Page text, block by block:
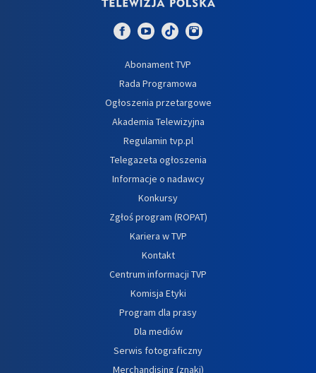
Abonament TVP
Rada Programowa
Ogłoszenia przetargowe
Akademia Telewizyjna
Regulamin tvp.pl
Telegazeta ogłoszenia
Informacje o nadawcy
Konkursy
Zgłoś program (ROPAT)
Kariera w TVP
Kontakt
Centrum informacji TVP
Komisja Etyki
Program dla prasy
Dla mediów
Serwis fotograficzny
Merchandising (znaki)